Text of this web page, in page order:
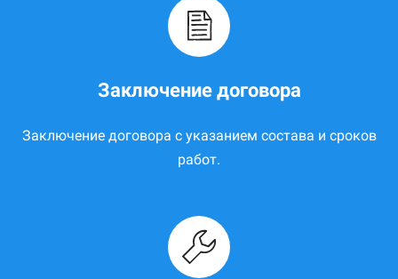
Заключение договора
Заключение договора с указанием состава и сроков
работ.